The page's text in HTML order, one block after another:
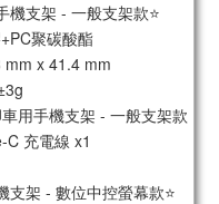
機支架 - 一般支架款⭐️
聚碳酸酯
mm x 41.4 mm
用手機支架 - 一般支架款
充電線 x1
支架 - 數位中控螢幕款⭐️